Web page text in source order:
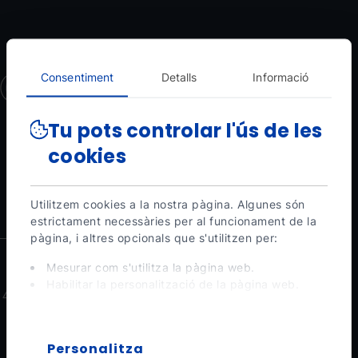
Consentiment Detalls Informació
Tu pots controlar l'ús de les
cookies
Utilitzem cookies a la nostra pàgina. Algunes són
estrictament necessàries per al funcionament de la
pàgina, i altres opcionals que s'utilitzen per:
Mesurar com s'utilitza la pàgina web.
Habilitar la personalització de la pàgina web.
punxa a 'Configura'.
Personalitza
Rep les darreres novetats
i segueix connectat amb Ordino Arcalís
Registra't ara
Connecta i comparteix